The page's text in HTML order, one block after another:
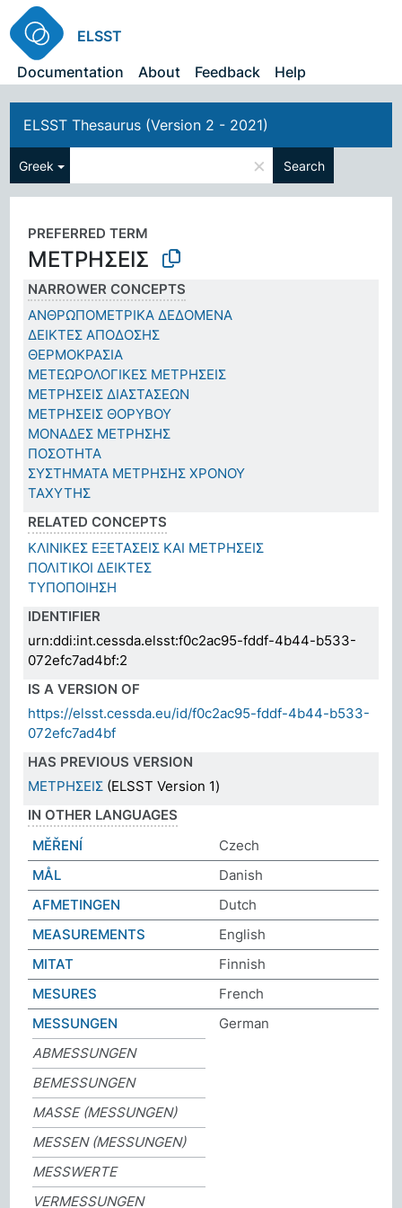
ELSST
Documentation
About Feedback Help
ELSST Thesaurus (Version 2 - 2021)
Greek × Search
PREFERRED TERM
ΜΕΤΡΗΣΕΙΣ
NARROWER CONCEPTS
ΑΝΘΡΩΠΟΜΕΤΡΙΚΑ ΔΕΔΟΜΕΝΑ
ΔΕΙΚΤΕΣ ΑΠΟΔΟΣΗΣ
ΘΕΡΜΟΚΡΑΣΙΑ
ΜΕΤΕΩΡΟΛΟΓΙΚΕΣ ΜΕΤΡΗΣΕΙΣ
ΜΕΤΡΗΣΕΙΣ ΔΙΑΣΤΑΣΕΩΝ
ΜΕΤΡΗΣΕΙΣ ΘΟΡΥΒΟΥ
ΜΟΝΑΔΕΣ ΜΕΤΡΗΣΗΣ
ΠΟΣΟΤΗΤΑ
ΣΥΣΤΗΜΑΤΑ ΜΕΤΡΗΣΗΣ ΧΡΟΝΟΥ
ΤΑΧΥΤΗΣ
RELATED CONCEPTS
ΚΛΙΝΙΚΕΣ ΕΞΕΤΑΣΕΙΣ ΚΑΙ ΜΕΤΡΗΣΕΙΣ
ΠΟΛΙΤΙΚΟΙ ΔEIΚΤΕΣ
ΤΥΠΟΠΟΙΗΣΗ
IDENTIFIER
urn:ddi:int.cessda.elsst:f0c2ac95-fddf-4b44-b533-
072efc7ad4bf:2
IS A VERSION OF
https://elsst.cessda.eu/id/f0c2ac95-fddf-4b44-b533-
072efc7ad4bf
HAS PREVIOUS VERSION
ΜΕΤΡΗΣΕΙΣ (ELSST Version 1)
IN OTHER LANGUAGES
MĚŘENÍ
Czech
MÅL
Danish
AFMETINGEN
Dutch
MEASUREMENTS
English
MITAT
Finnish
MESURES
French
MESSUNGEN
German
ABMESSUNGEN
BEMESSUNGEN
MASSE (MESSUNGEN)
MESSEN (MESSUNGEN)
MESSWERTE
VERMESSUNGEN